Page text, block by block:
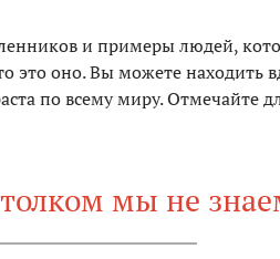
и примеры людей,
это оно. Вы можете находить
по всему миру. Отмечайте
мы не